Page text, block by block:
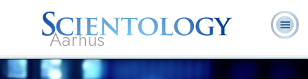
Aarhus
L. Ron
Hubbard
Hvad er
Scientology?
Frivillige
Ofte stillede